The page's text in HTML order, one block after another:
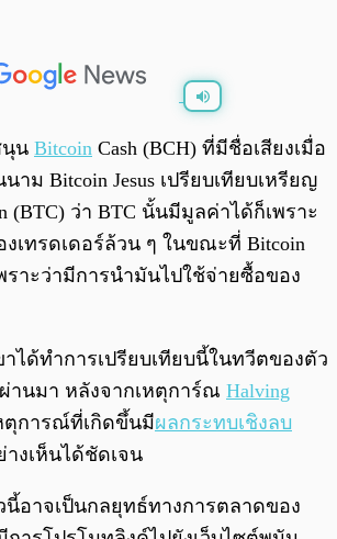
0:00 0:00
นุน Bitcoin Cash (BCH) ที่มีชื่อเสียงเมื่อ
าม Bitcoin Jesus เปรียบเทียบเหรียญ
(BTC) ว่า BTC นั้นมีมูลค่าได้ก็เพราะ
งเทรดเดอร์ล้วน ๆ ในขณะที่ Bitcoin
ราะว่ามีการนำมันไปใช้จ่ายซื้อของ
าได้ทำการเปรียบเทียบนี้ในทวีตของตัว
านมา หลังจากเหตุการ์​ณ Halving
ตุการณ์ที่เกิดขึ้นมีผลกระทบเชิงลบ
งเห็นได้ชัดเจน
อาจเป็นกลยุทธ์ทางการตลาดของ